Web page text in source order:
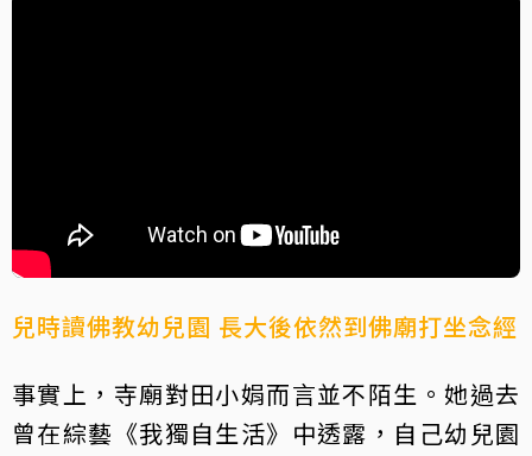
兒時讀佛教幼兒園 長大後依然到佛廟打坐念經
事實上，寺廟對田小娟而言並不陌生。她過去
曾在綜藝《我獨自生活》中透露，自己幼兒園